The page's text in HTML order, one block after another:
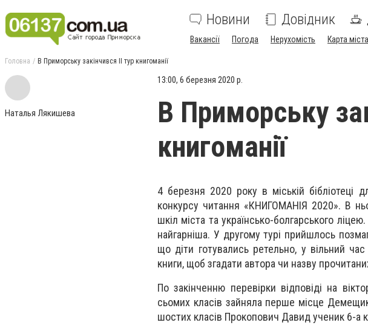
Новини Довідник
Вакансії Погода Нерухомість Карта міста
Головна В Приморську закінчився ІІ тур книгоманії
Наталья Лякишева
13:00, 6 березня 2020 р.
В Приморську
книгоманії
4 березня 2020 року в міській бібліотеці
конкурсу читання «КНИГОМАНІЯ 2020». В
шкіл міста та українсько-болгарського
найгарніша. У другому турі прийшлось
що діти готувались ретельно, у вільний
книги, щоб згадати автора чи назву
По закінченню перевірки відповіді на
сьомих класів зайняла перше місце
шостих класів Прокопович Давид ученик 6-